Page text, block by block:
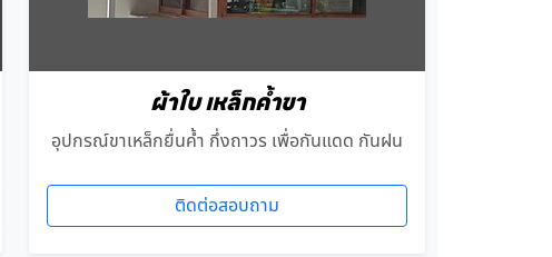
ผ้าใบ เหล็กค้ำขา
อุปกรณ์ขาเหล็กยื่นค้ำ กึ่งถาวร เพื่อกันแดด กันฝน
ติดต่อสอบถาม